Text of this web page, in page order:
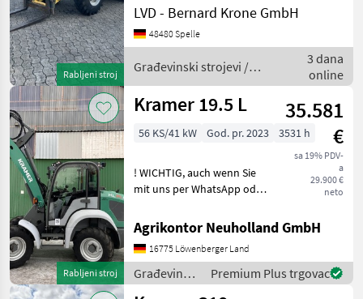
Rabljeni stroj
Steuerkreis, 20 km/h, mech.
Rangierkupplung, mit:
Palettengabel, Građevinski
strojevi Bageri
LVD - Bernard Krone GmbH
48480 Spelle
Građevinski strojevi /
Kramer
3 dana
online
Rabljeni stroj
Kramer 19.5 L
35.581
€
sa 19% PDV-
a
29.900 €
neto
56 KS/41 kW God. pr. 2023 3531 h
! WICHTIG, auch wenn Sie
mit uns per WhatsApp oder
daraufhin Maschinen
kaufen, bitte kontrollieren
Sie die Auftragsbestätigung,
Proforma und auch
Agrikontor Neuholland GmbH
16775 Löwenberger Land
Građevinski
strojevi /
Premium Plus trgovac